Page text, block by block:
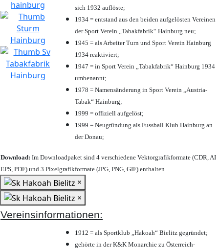
sich 1932 auflöste;
1934 = entstand aus den beiden aufgelösten Vereinen
der Sport Verein „Tabakfabrik“ Hainburg neu;
1945 = als Arbeiter Turn und Sport Verein Hainburg
1934 reaktiviert;
1947 = in Sport Verein „Tabakfabrik“ Hainburg 1934
umbenannt;
1978 = Namensänderung in Sport Verein „Austria-
Tabak“ Hainburg;
1999 = offiziell aufgelöst;
1999 = Neugründung als Fussball Klub Hainburg an
der Donau;
Download: Im Downloadpaket sind 4 verschiedene Vektorgrafikformate (CDR, AI
EPS, PDF) und 3 Pixelgrafikformate (JPG, PNG, GIF) enthalten.
×
×
Vereinsinformationen:
1912 = als Sportklub „Hakoah“ Bielitz gegründet;
gehörte in der K&K Monarchie zu Österreich-